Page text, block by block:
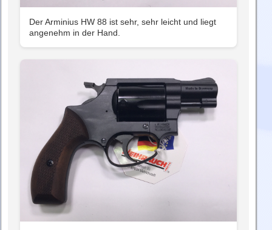
Der Arminius HW 88 ist sehr, sehr leicht und liegt
angenehm in der Hand.